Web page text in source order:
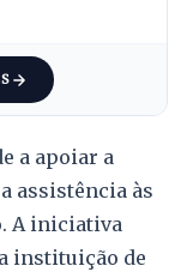
a apoiar a
assistência às
A iniciativa
instituição de